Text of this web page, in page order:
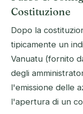
Costituzione
Dopo la
tipicamente un
Vanuatu (fornito
degli
l'emissione delle
l'apertura di un